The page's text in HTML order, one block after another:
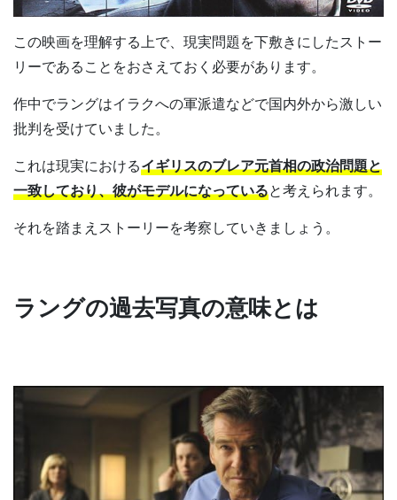
この映画を理解する上で、現実問題を下敷きにしたストー
リーであることをおさえておく必要があります。
作中でラングはイラクへの軍派遣などで国内外から激しい
批判を受けていました。
これは現実におけるイギリスのブレア元首相の政治問題と
一致しており、彼がモデルになっていると考えられます。
それを踏まえストーリーを考察していきましょう。
ラングの過去写真の意味とは